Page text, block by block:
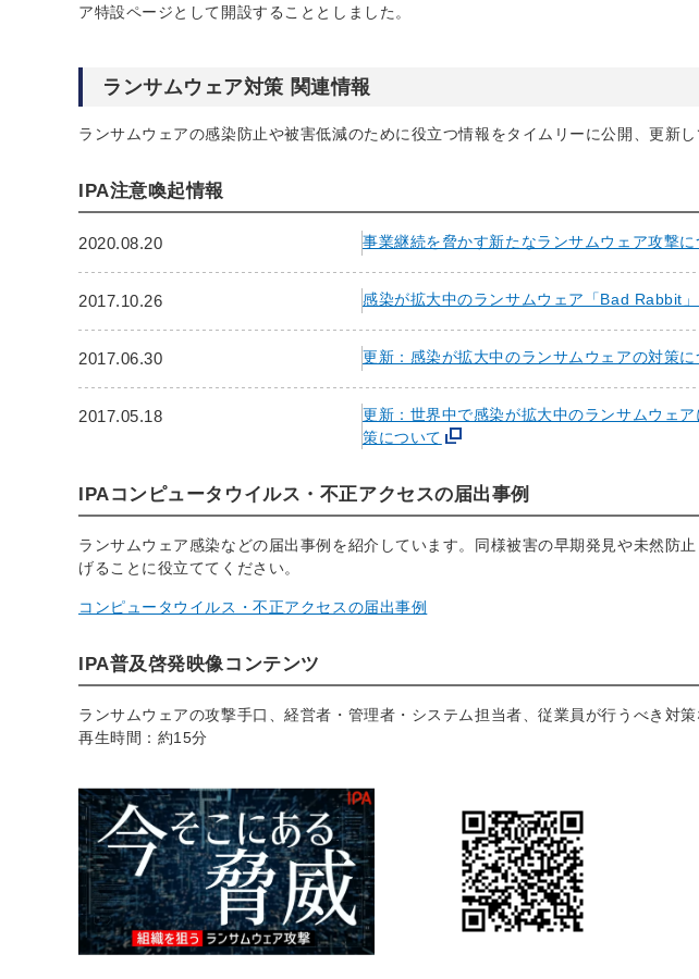
ア特設ページとして開設することとしました。
ランサムウェア対策 関連情報
ランサムウェアの感染防止や被害低減のために役立つ情報をタイムリーに公開、更新し
IPA注意喚起情報
2020.08.20 事業継続を脅かす新たなランサムウェア攻撃に
2017.10.26 感染が拡大中のランサムウェア「Bad Rabbit
2017.06.30 更新：感染が拡大中のランサムウェアの対策に
2017.05.18
更新：世界中で感染が拡大中のランサムウェ
策について
IPAコンピュータウイルス・不正アクセスの届出事例
ランサムウェア感染などの届出事例を紹介しています。同様被害の早期発見や未然防
げることに役立ててください。
コンピュータウイルス・不正アクセスの届出事例
IPA普及啓発映像コンテンツ
ランサムウェアの攻撃手口、経営者・管理者・システム担当者、従業員が行うべき対策
再生時間：約15分